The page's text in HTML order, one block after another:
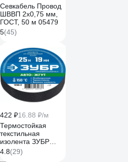
Севкабель Провод
ШВВП 2х0,75 мм,
ГОСТ, 50 м 05479
5(45)
422 ₽16.88 ₽/м
Термостойкая
текстильная
изолента ЗУБР
Авто-Жгут 19 мм х
25 м 1236-2
4.8(29)